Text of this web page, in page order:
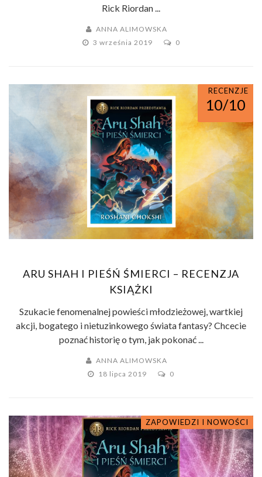
Rick Riordan ...
ANNA ALIMOWSKA
3 września 2019
0
RECENZJE
10/10
ARU SHAH I PIEŚŃ ŚMIERCI – RECENZJA
KSIĄŻKI
Szukacie fenomenalnej powieści młodzieżowej, wartkiej
akcji, bogatego i nietuzinkowego świata fantasy? Chcecie
poznać historię o tym, jak pokonać ...
ANNA ALIMOWSKA
18 lipca 2019
0
FANTASTYKA
ZAPOWIEDZI I NOWOŚCI